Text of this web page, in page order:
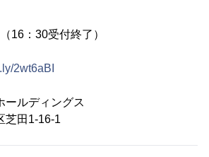
16：30受付終了）
2wt6aBI
ールディングス
1-16-1